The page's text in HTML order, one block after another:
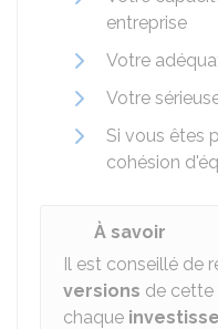
entreprise
Votre
Votre
Si vous êtes
cohésion
À savoir
Il est conseillé de
versions de cette
chaque